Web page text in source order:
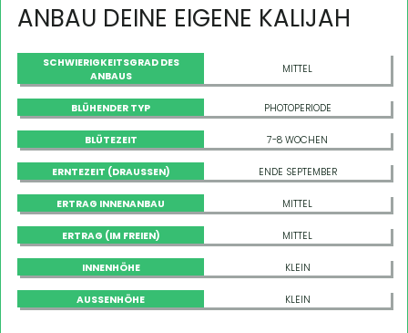
ANBAU DEINE EIGENE KALIJAH
SCHWIERIGKEITSGRAD DES
ANBAUS
MITTEL
BLÜHENDER TYP PHOTOPERIODE
BLÜTEZEIT 7-8 WOCHEN
ERNTEZEIT (DRAUSSEN) ENDE SEPTEMBER
ERTRAG INNENANBAU MITTEL
ERTRAG (IM FREIEN) MITTEL
INNENHÖHE KLEIN
AUSSENHÖHE KLEIN